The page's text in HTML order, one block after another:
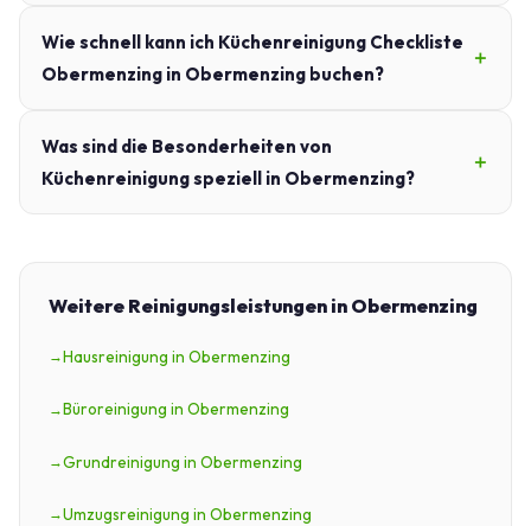
Wie schnell kann ich Küchenreinigung Checkliste
Obermenzing in Obermenzing buchen?
Was sind die Besonderheiten von
Küchenreinigung speziell in Obermenzing?
Weitere Reinigungsleistungen in Obermenzing
Hausreinigung in Obermenzing
Büroreinigung in Obermenzing
Grundreinigung in Obermenzing
Umzugsreinigung in Obermenzing